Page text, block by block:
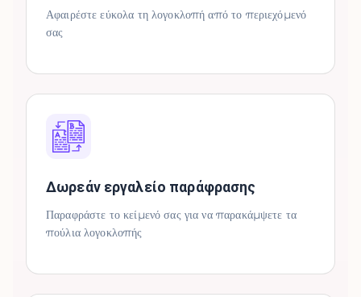
Αφαιρέστε εύκολα τη λογοκλοπή από το περιεχόμενό
σας
Δωρεάν εργαλείο παράφρασης
Παραφράστε το κείμενό σας για να παρακάμψετε τα
πούλια λογοκλοπής